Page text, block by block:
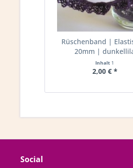
Rüschenband |
20mm |
Inhalt 1
2,00 € *
Social